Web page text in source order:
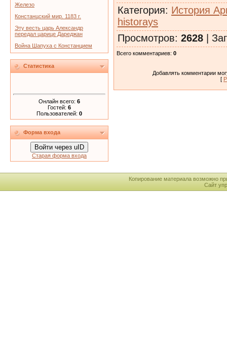
Железо
Констанцский мир. 1183 г.
Эту весть царь Александр
передал царице Дареджан
Война Шапуха с Констанцием
Статистика
Онлайн всего: 6
Гостей: 6
Пользователей: 0
Форма входа
Войти через uID
Старая форма входа
Категория: История
historays
Просмотров: 2628 |
Всего комментариев: 0
Добавлять комментарии
[
Копирование материала возможно
Сайт